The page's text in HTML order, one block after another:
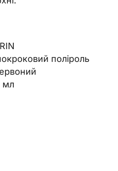
поліроль
мл